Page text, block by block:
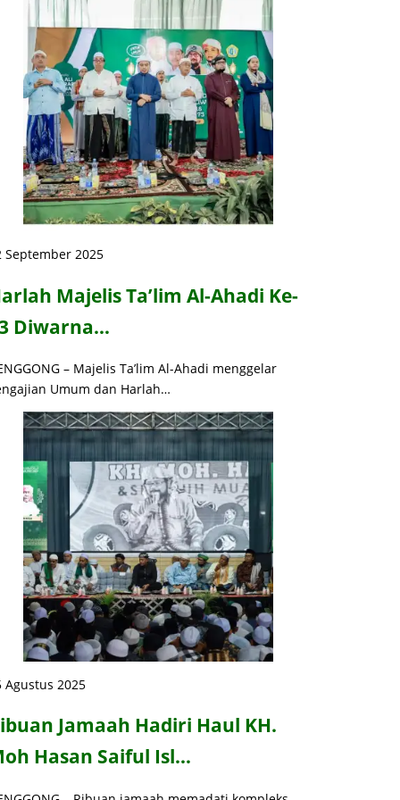
September 2025
Majelis Ta’lim Al-Ahadi Ke-
Diwarna…
– Majelis Ta’lim Al-Ahadi menggelar
Umum dan Harlah…
Agustus 2025
Jamaah Hadiri Haul KH.
Hasan Saiful Isl…